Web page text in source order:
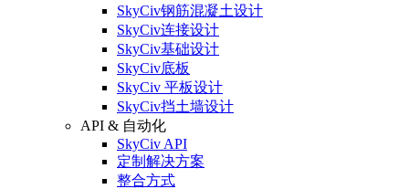
SkyCiv钢筋混凝土设计
SkyCiv连接设计
SkyCiv基础设计
SkyCiv底板
SkyCiv 平板设计
SkyCiv挡土墙设计
API & 自动化
SkyCiv API
定制解决方案
整合方式